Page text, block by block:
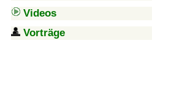
Videos
Vorträge